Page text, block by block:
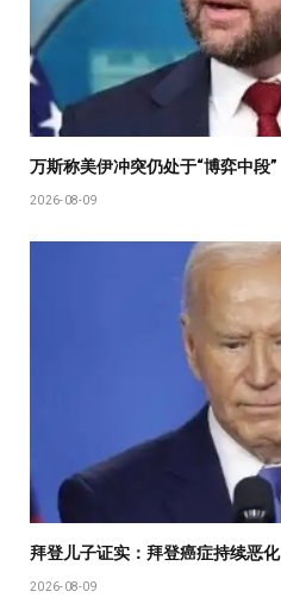
万斯称美伊冲突仍处于“博弈中段”
2026-08-09
拜登儿子证实：拜登癌症持续恶化
2026-08-09